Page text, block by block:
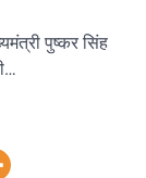
पुष्कर सिंह